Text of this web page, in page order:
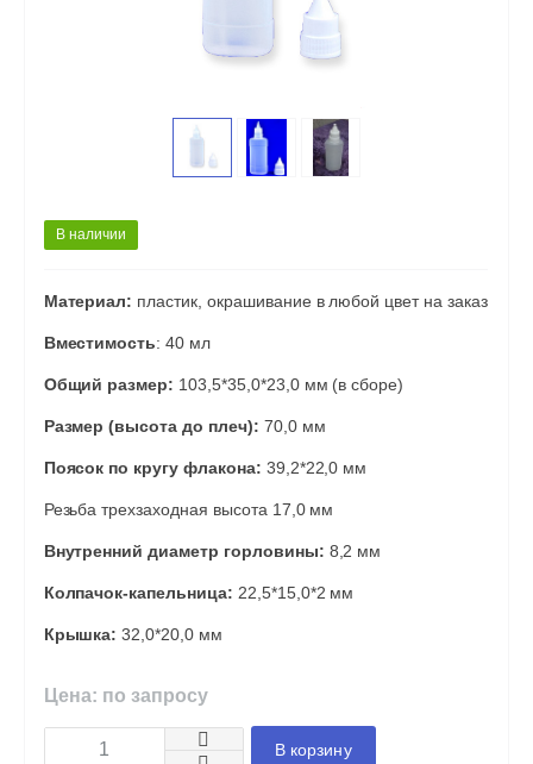
В наличии
Материал: пластик, окрашивание в любой цвет на заказ
Вместимость: 40 мл
Общий размер: 103,5*35,0*23,0 мм (в сборе)
Размер (высота до плеч): 70,0 мм
Поясок по кругу флакона: 39,2*22,0 мм
Резьба трехзаходная высота 17,0 мм
Внутренний диаметр горловины: 8,2 мм
Колпачок-капельница: 22,5*15,0*2 мм
Крышка: 32,0*20,0 мм
Цена: по запросу
В корзину